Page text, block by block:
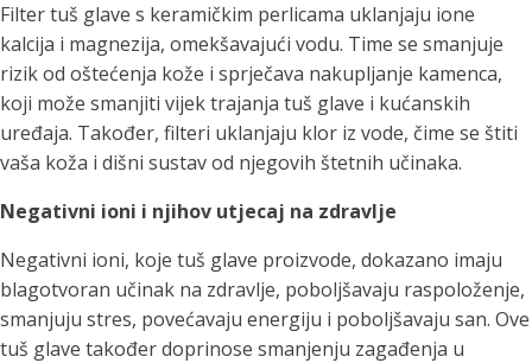
Filter tuš glave s keramičkim perlicama uklanjaju ione
kalcija i magnezija, omekšavajući vodu. Time se smanjuje
rizik od oštećenja kože i sprječava nakupljanje kamenca,
koji može smanjiti vijek trajanja tuš glave i kućanskih
uređaja. Također, filteri uklanjaju klor iz vode, čime se štiti
vaša koža i dišni sustav od njegovih štetnih učinaka.
Negativni ioni i njihov utjecaj na zdravlje
Negativni ioni, koje tuš glave proizvode, dokazano imaju
blagotvoran učinak na zdravlje, poboljšavaju raspoloženje,
smanjuju stres, povećavaju energiju i poboljšavaju san. Ove
tuš glave također doprinose smanjenju zagađenja u